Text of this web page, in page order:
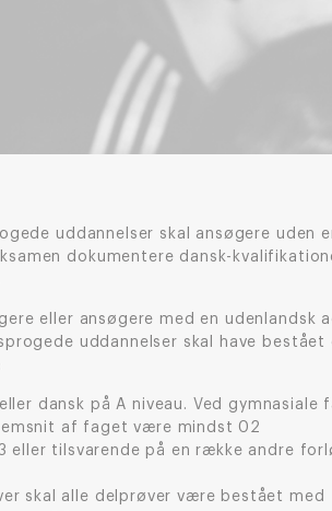
uddannelser skal ansøgere uden
dokumentere dansk-
eller ansøgere med en udenlandsk
uddannelser skal have
dansk på A niveau. Ved gymnasiale
af faget være mindst 02
3 eller tilsvarende på en række andre
skal alle delprøver være bestået med